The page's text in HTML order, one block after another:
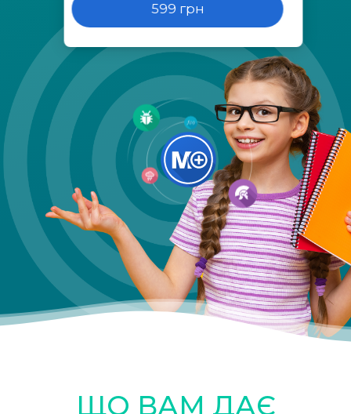
599 грн
ЩО ВАМ ДАЄ